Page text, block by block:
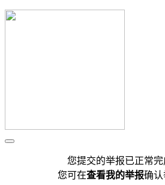
您提交的举报已正常完
您可在查看我的举报确认